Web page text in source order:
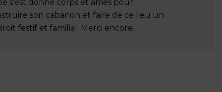
s’est donné corps et âmes pour
son cabanon et faire de ce lieu un
festif et familial. Merci encore.